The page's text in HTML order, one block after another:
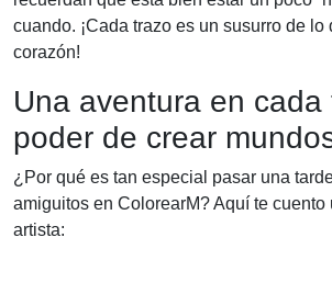
cuando. ¡Cada trazo es un susurro de lo
corazón!
Una aventura en cada
poder de crear
¿Por qué es tan especial pasar una
amiguitos en ColorearM? Aquí te cuento
artista: